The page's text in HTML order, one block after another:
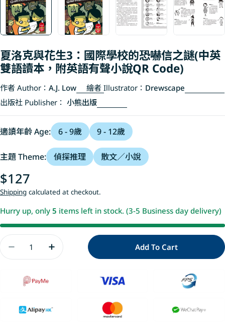
夏洛克與花生3：國際學校的恐嚇信之謎(中英
雙語讀本，附英語有聲小說QR Code)
作者 Author： A.J. Low 繪者 Illustrator： Drewscape
出版社 Publisher： 小熊出版
適讀年齡 Age: 6 - 9歲 9 - 12歲
主題 Theme: 偵探推理 散文／小說
Regular
price
$127
Shipping calculated at checkout.
Hurry up, only 5 items left in stock. (3-5 Business day delivery)
Decrease Quantity For 夏洛克與花生3：國際學校
Increase Quantity For 夏洛克與花生3：
Add To Cart